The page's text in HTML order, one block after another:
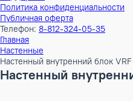
Контакты
Магазины и доставка
Поддержка
Политика конфиденциальности
Публичная оферта
Телефон:8-812-324-05-35